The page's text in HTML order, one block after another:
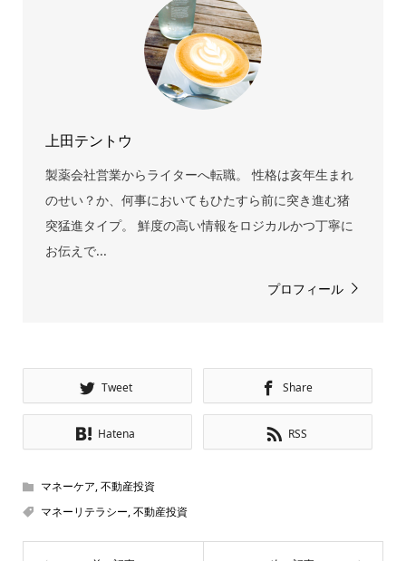
上田テントウ
製薬会社営業からライターへ転職。 性格は亥年生まれ
のせい？か、何事においてもひたすら前に突き進む猪
突猛進タイプ。 鮮度の高い情報をロジカルかつ丁寧に
お伝えで...
プロフィール
Tweet Share
Hatena RSS
マネーケア,不動産投資
マネーリテラシー,不動産投資